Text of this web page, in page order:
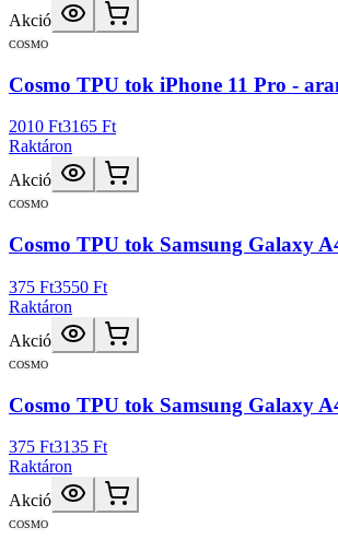
Akció
COSMO
Cosmo TPU tok iPhone 11 Pro -
2010 Ft3165 Ft
Raktáron
Akció
COSMO
Cosmo TPU tok Samsung Galaxy
375 Ft3550 Ft
Raktáron
Akció
COSMO
Cosmo TPU tok Samsung Galaxy
375 Ft3135 Ft
Raktáron
Akció
COSMO